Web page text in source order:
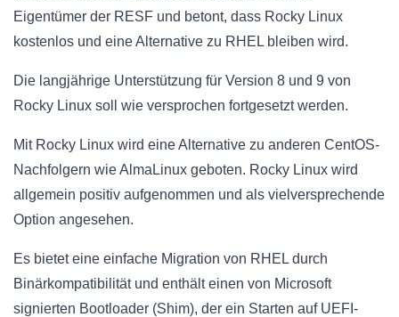
Eigentümer der RESF und betont, dass Rocky Linux
kostenlos und eine Alternative zu RHEL bleiben wird.
Die langjährige Unterstützung für Version 8 und 9 von
Rocky Linux soll wie versprochen fortgesetzt werden.
Mit Rocky Linux wird eine Alternative zu anderen CentOS-
Nachfolgern wie AlmaLinux geboten. Rocky Linux wird
allgemein positiv aufgenommen und als vielversprechende
Option angesehen.
Es bietet eine einfache Migration von RHEL durch
Binärkompatibilität und enthält einen von Microsoft
signierten Bootloader (Shim), der ein Starten auf UEFI-